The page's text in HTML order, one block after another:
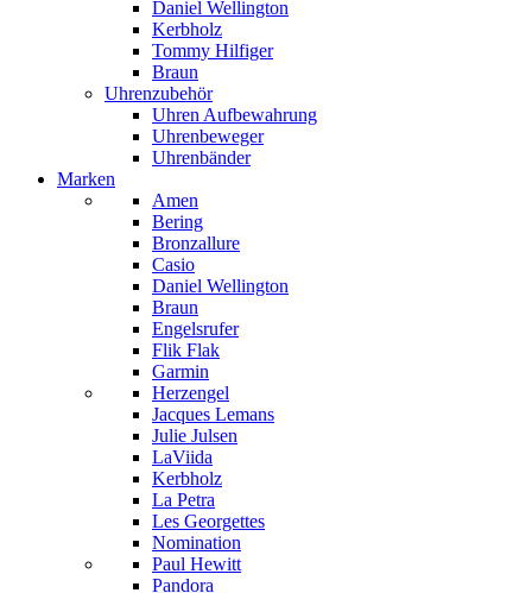
Daniel Wellington
Kerbholz
Tommy Hilfiger
Braun
Uhrenzubehör
Uhren Aufbewahrung
Uhrenbeweger
Uhrenbänder
Marken
Amen
Bering
Bronzallure
Casio
Daniel Wellington
Braun
Engelsrufer
Flik Flak
Garmin
Herzengel
Jacques Lemans
Julie Julsen
LaViida
Kerbholz
La Petra
Les Georgettes
Nomination
Paul Hewitt
Pandora